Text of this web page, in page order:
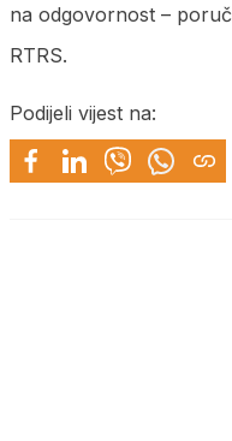
na odgovornost –
RTRS.
Podijeli vijest na: